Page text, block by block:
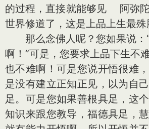
的过程，直接就能够见 阿弥
世界修道了，这是上品上生最殊
那么念佛人呢？您如果说：
啊！”可是，您要求上品下生不
也不难啊！可是您说开悟很难
是没有建立正知正见，以为自
足。可是您如果善根具足，这
知识来跟您教导，福德具足，